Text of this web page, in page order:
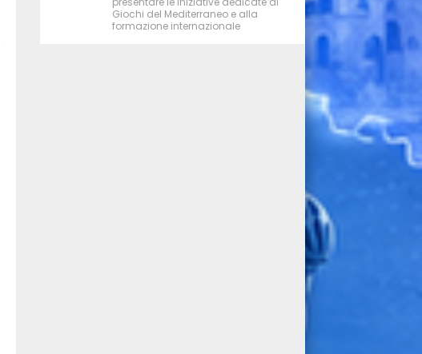
Giochi del Mediterraneo e alla
formazione internazionale